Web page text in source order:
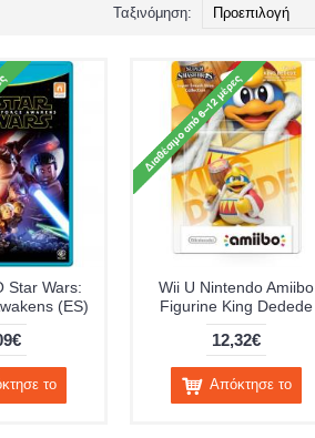
Ταξινόμηση:
Star Wars:
(ES)
το
Wii U Nintendo Amiibo
Figurine King Dedede
12,32€
Απόκτησε το